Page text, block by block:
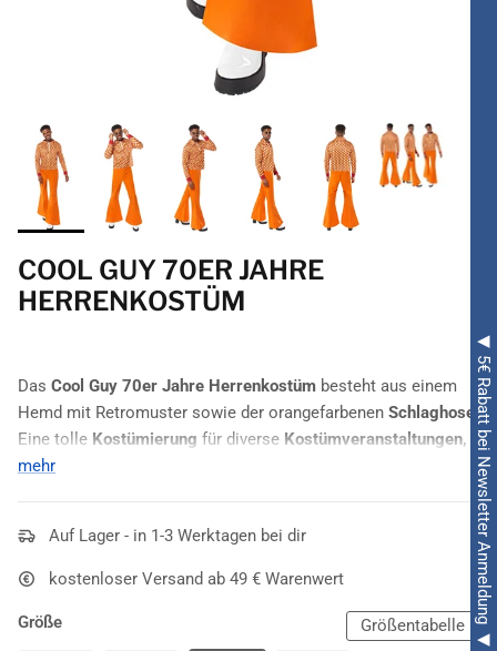
◀ 5€ Rabatt bei Newsletter Anmeldung ◀
COOL GUY 70ER JAHRE
HERRENKOSTÜM
Das Cool Guy 70er Jahre Herrenkostüm besteht aus einem
Hemd mit Retromuster sowie der orangefarbenen Schlaghose .
Eine tolle Kostümierung für diverse Kostümveranstaltungen,
insbesondere
mehr
Auf Lager - in 1-3 Werktagen bei dir
kostenloser Versand ab 49 € Warenwert
Größe Größentabelle